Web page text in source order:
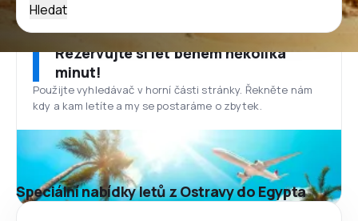
Hledat
Rezervujte si let během několika
minut!
Použijte vyhledávač v horní části stránky. Řekněte nám
kdy a kam letíte a my se postaráme o zbytek.
Speciální nabídky letů z Ostravy do Egypta